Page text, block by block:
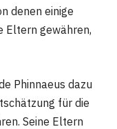
denen einige
Eltern gewähren,
Phinnaeus dazu
für die
Seine Eltern